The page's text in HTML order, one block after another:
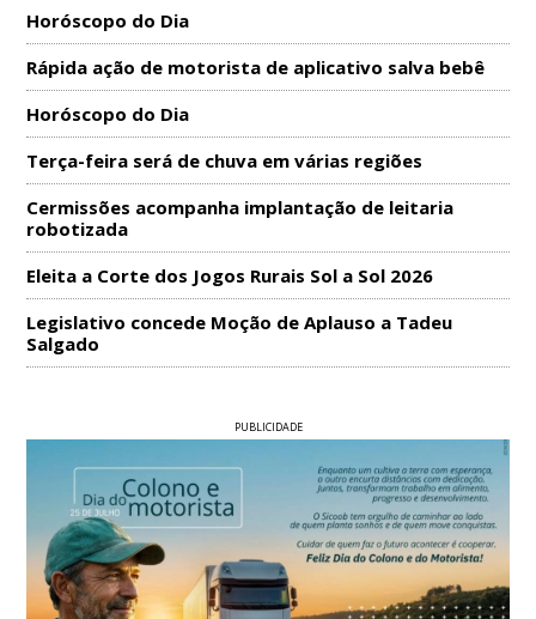
Horóscopo do Dia
Rápida ação de motorista de aplicativo salva bebê
Horóscopo do Dia
Terça-feira será de chuva em várias regiões
Cermissões acompanha implantação de leitaria
robotizada
Eleita a Corte dos Jogos Rurais Sol a Sol 2026
Legislativo concede Moção de Aplauso a Tadeu
Salgado
PUBLICIDADE